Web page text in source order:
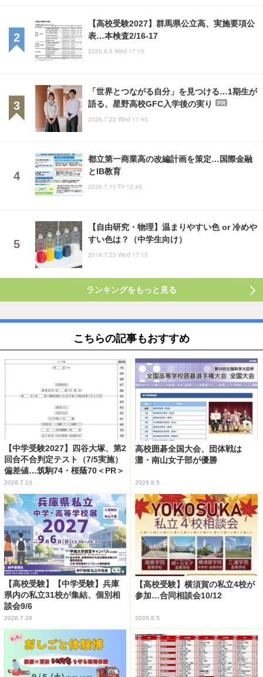
【高校受験2027】群馬県公立高、実施要項公
表…本検査2/16-17
2026.8.5 Wed 17:15
「世界とつながる自分」を見つける…1期生が
語る、星野高校GFC入学後の実り
PR
2026.7.22 Wed 11:45
都立第一商業高の改編計画を策定…国際金融
とIB教育
2026.7.10 Fri 12:45
【自由研究・物理】温まりやすい色 or 冷めや
すい色は？（中学生向け）
2018.7.25 Wed 17:15
ランキングをもっと見る
こちらの記事もおすすめ
【中学受験2027】四谷大塚、第2
回合不合判定テスト（7/5実施）
偏差値…筑駒74・桜蔭70＜PR＞
2026.7.10
高校囲碁全国大会、団体戦は
灘・南山女子部が優勝
2026.8.5
【高校受験】【中学受験】兵庫
県内の私立31校が集結、個別相
談会9/6
2026.7.28
【高校受験】横須賀の私立4校が
参加…合同相談会10/12
2026.8.5